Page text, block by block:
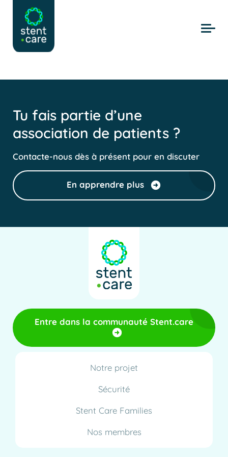
Skip to main content
Tu fais partie d’une
association de patients ?
Contacte-nous dès à présent pour en discuter
En apprendre plus
Entre dans la communauté Stent.care
Notre projet
Sécurité
Stent Care Families
Nos membres